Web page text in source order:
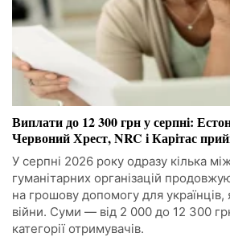
Виплати до 12 300 грн у серпні:
Червоний Хрест, NRC і Карітас
У серпні 2026 року одразу кілька
гуманітарних організацій
на грошову допомогу для українців,
війни. Суми — від 2 000 до 12 300
категорії отримувачів.